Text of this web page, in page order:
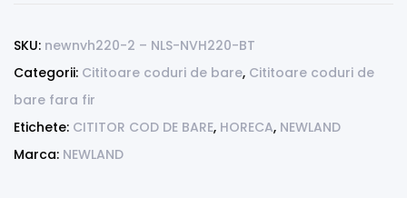
SKU: newnvh220-2 – NLS-NVH220-BT
Categorii: Cititoare coduri de bare, Cititoare coduri de
bare fara fir
Etichete: CITITOR COD DE BARE, HORECA, NEWLAND
Marca: NEWLAND